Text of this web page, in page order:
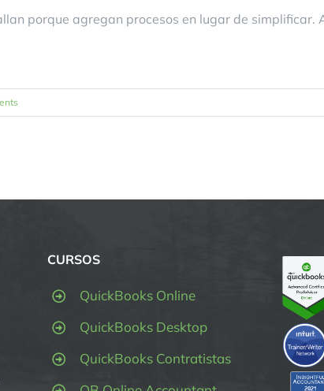
porque agregan procesos en lugar de simplificar.
CURSOS
QuickBooks Online
QuickBooks Desktop
QuickBooks Contratistas